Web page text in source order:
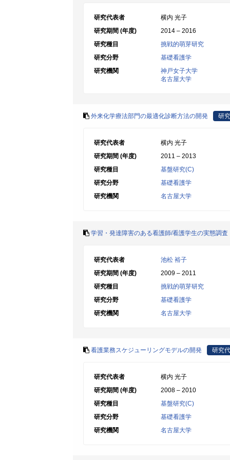
研究代表者
横内 光子
研究期間 (年度)
2014 – 2016
研究種目
挑戦的萌芽研究
研究分野
基礎看護学
研究機関
神戸女子大学
名古屋大学
外来化学療法部門の最適化診断方法の開発 研
研究代表者
横内 光子
研究期間 (年度)
2011 – 2013
研究種目
基盤研究(C)
研究分野
基礎看護学
研究機関
名古屋大学
学習・発達障害のある看護師/看護学生の実態調査
研究代表者
池松 裕子
研究期間 (年度)
2009 – 2011
研究種目
挑戦的萌芽研究
研究分野
基礎看護学
研究機関
名古屋大学
看護業務スケジューリングモデルの開発 研究
研究代表者
横内 光子
研究期間 (年度)
2008 – 2010
研究種目
基盤研究(C)
研究分野
基礎看護学
研究機関
名古屋大学